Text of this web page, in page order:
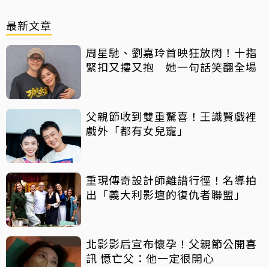
最新文章
周星馳、劉嘉玲首映狂放閃！十指
緊扣又摟又抱 她一句話笑翻全場
父親節收到雙重驚喜！王識賢戲裡
戲外「都有女兒寵」
重現傳奇設計師離譜行徑！名導拍
出「義大利影壇的復仇者聯盟」
北影影后宣布懷孕！父親節公開喜
訊 憶亡父：他一定很開心